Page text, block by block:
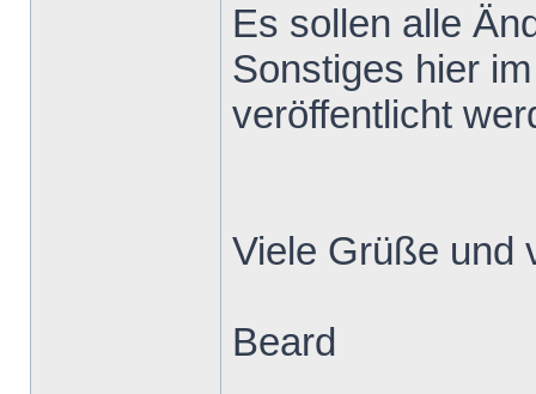
Es sollen alle
Sonstiges hier
veröffentlicht
Viele Grüße und
Beard